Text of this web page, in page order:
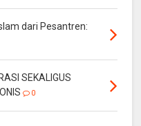
dari Pesantren:
SEKALIGUS
0